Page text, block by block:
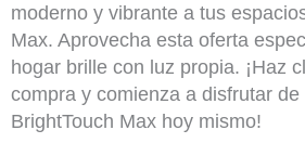
moderno y vibrante a tus
Max. Aprovecha esta oferta
hogar brille con luz propia. ¡Haz
compra y comienza a disfrutar
BrightTouch Max hoy mismo!